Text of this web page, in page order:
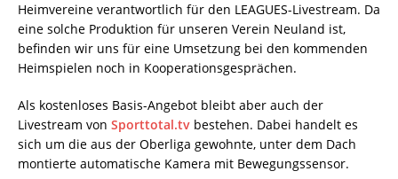
Heimvereine verantwortlich für den LEAGUES-Livestream. Da
eine solche Produktion für unseren Verein Neuland ist,
befinden wir uns für eine Umsetzung bei den kommenden
Heimspielen noch in Kooperationsgesprächen.
Als kostenloses Basis-Angebot bleibt aber auch der
Livestream von Sporttotal.tv bestehen. Dabei handelt es
sich um die aus der Oberliga gewohnte, unter dem Dach
montierte automatische Kamera mit Bewegungssensor.